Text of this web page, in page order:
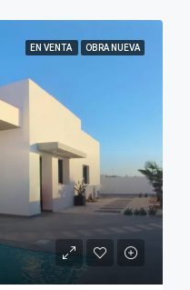
EN VENTA OBRA NUEVA